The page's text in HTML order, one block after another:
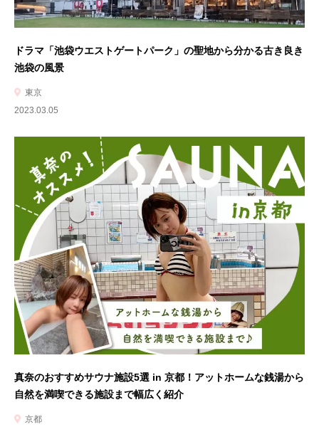
ドラマ「池袋ウエストゲートパーク」の聖地から分かる古き良き
池袋の風景
東京
2023.03.05
真奈のおすすめサウナ施設5選 in 京都！アットホームな銭湯から
自然を満喫できる施設まで幅広く紹介
京都